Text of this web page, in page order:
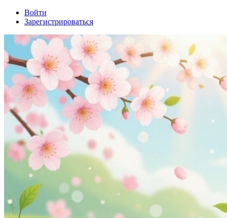
Войти
Зарегистрироваться